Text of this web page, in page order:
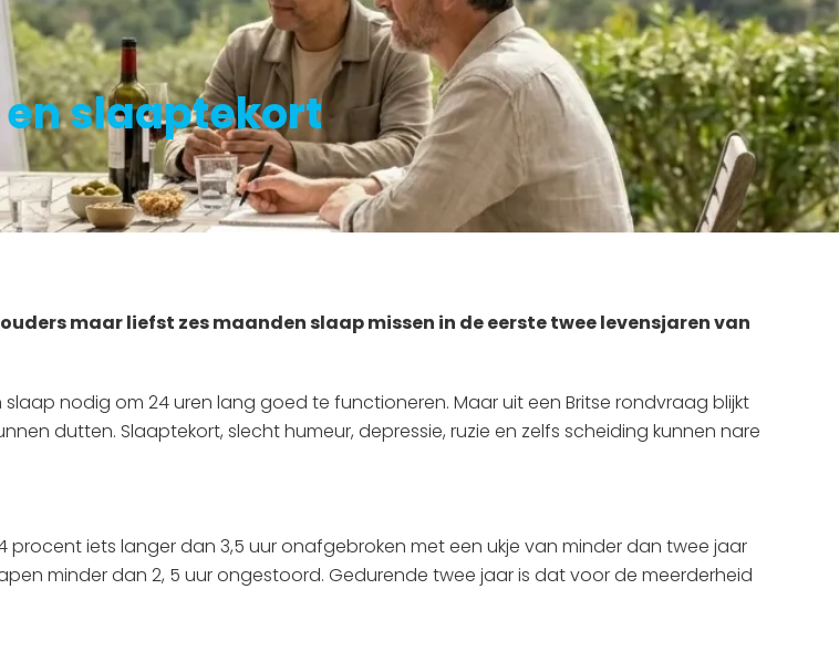
slaaptekort
maar liefst zes maanden slaap missen in de eerste twee levensjaren van
nodig om 24 uren lang goed te functioneren. Maar uit een Britse rondvraag blijkt
dutten. Slaaptekort, slecht humeur, depressie, ruzie en zelfs scheiding kunnen nare
iets langer dan 3,5 uur onafgebroken met een ukje van minder dan twee jaar
minder dan 2, 5 uur ongestoord. Gedurende twee jaar is dat voor de meerderheid